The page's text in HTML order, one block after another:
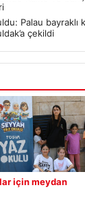
Palau bayraklı
çekildi
için meydan